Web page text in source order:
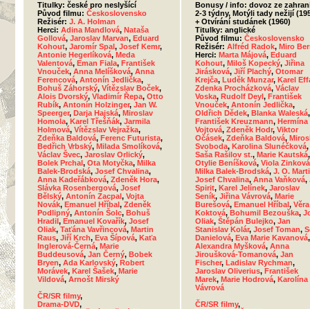
Titulky: české pro neslyšící
Původ filmu: Československo
Režisér: J. A. Holman
Herci: Adina Mandlová, Nataša
Gollová, Jaroslav Marvan, Eduard
Kohout, Jaromír Spal, Josef Kemr,
Antonie Hegerlíková, Meda
Valentová, Eman Fiala, František
Vnouček, Anna Melíšková, Anna
Ferencová, Antonín Jedlička,
Bohuš Záhorský, Vítězslav Boček,
Alois Dvorský, Vladimír Řepa, Otto
Rubík, Antonín Holzinger, Jan W.
Speerger, Darja Hajská, Miroslav
Homola, Karel Třešňák, Jarmila
Holmová, Vítězslav Vejražka,
Zdeňka Baldová, Ferenc Futurista,
Bedřich Vrbský, Milada Smolíková,
Václav Švec, Jaroslav Orlický,
Bolek Prchal, Ota Motyčka, Milka
Balek-Brodská, Josef Chvalina,
Anna Kadeřábková, Zdeněk Hora,
Slávka Rosenbergová, Josef
Bělský, Antonín Zacpal, Vojta
Novák, Emanuel Hříbal, Zdeněk
Podlipný, Antonín Šolc, Bohuš
Hradil, Emanuel Kovařík, Josef
Oliak, Taťána Vavřincová, Martin
Raus, Jiří Krch, Eva Šípová, Kaťa
Inglerová-Černá, Marie
Buddeusová, Jan Černý, Bobek
Bryen, Ada Karlovský, Robert
Morávek, Karel Šašek, Marie
Vildová, Arnošt Mirský
ČR/SR filmy,
Drama-DVD,
Bonusy / info: dovoz ze
2-3 týdny, Motýli tady nežijí
+ Otvírání studánek (1960)
Titulky: anglické
Původ filmu: Československo
Režisér: Alfréd Radok, Miro
Herci: Marta Májová, Eduard
Kohout, Miloš Kopecký, Jiřina
Jirásková, Jiří Plachý, Otomar
Krejča, Luděk Munzar, Karel
Zdenka Procházková, Václav
Voska, Rudolf Deyl, František
Vnouček, Antonín Jedlička,
Oldřich Dědek, Blanka Waleská,
František Kreuzmann, Hermína
Vojtová, Zdeněk Hodr, Viktor
Očásek, Zdeňka Baldová,
Svoboda, Karolina Slunéčková,
Saša Rašilov st., Marie Kautská,
Otylie Beníšková, Viola Zinková
Milka Balek-Brodská, J. O.
Josef Chvalina, Anna Vaňková,
Spirit, Karel Jelínek, Jaroslav
Seník, Jiřina Vávrová, Marie
Burešová, Emanuel Hříbal, Věra
Koktová, Bohumil Bezouška,
Oliak, Štěpán Bulejko, Jan
Stanislav Kolár, Josef Toman,
Danielová, Eva Marie Kavanová,
Alexandra Myšková, Anna
Jiroušková-Tomanová, Jan
Fischer, Ladislav Rychman,
Jaroslav Oliverius, František
Marek, Marie Hodrová, Karolína
Vávrová
ČR/SR filmy,